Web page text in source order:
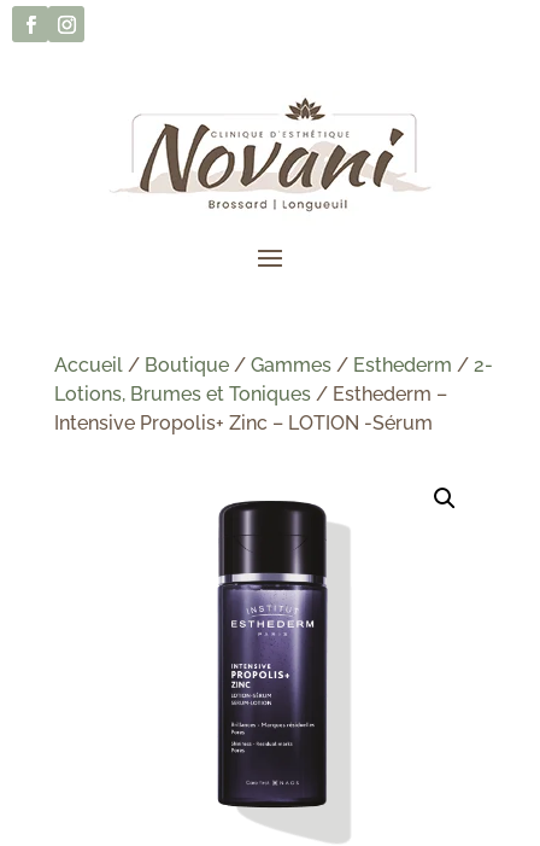
Accueil/ Boutique/ Gammes/ Esthederm / 2-
Lotions, Brumes et Toniques/ Esthederm –
Intensive Propolis+ Zinc – LOTION -Sérum